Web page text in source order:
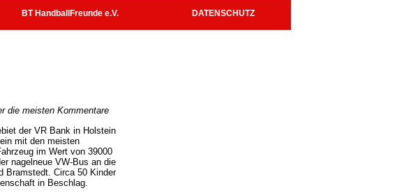
BT HandballFreunde e.V. DATENSCHUTZ
die meisten Kommentare
der VR Bank in Holstein
mit den meisten
im Wert von 39000
nagelneue VW-Bus an die
Bramstedt. Circa 50 Kinder
in Beschlag.